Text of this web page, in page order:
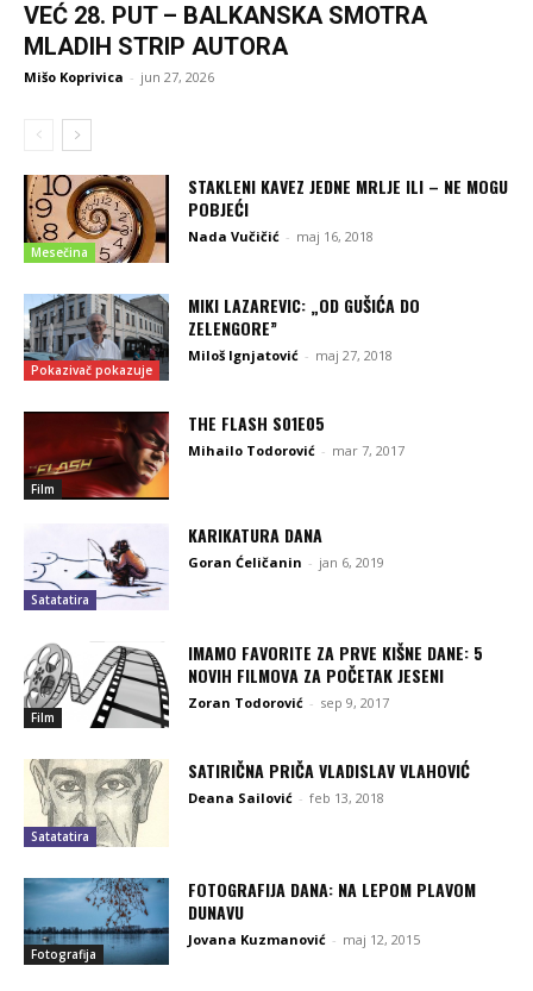
VEĆ 28. PUT – BALKANSKA SMOTRA
MLADIH STRIP AUTORA
Mišo Koprivica - jun 27, 2026
Mesečina
STAKLENI KAVEZ JEDNE MRLJE ILI – NE MOGU
POBJEĆI
Nada Vučičić - maj 16, 2018
Pokazivač pokazuje
MIKI LAZAREVIC: „OD GUŠIĆA DO
ZELENGORE”
Miloš Ignjatović - maj 27, 2018
Film
THE FLASH S01E05
Mihailo Todorović - mar 7, 2017
Satatatira
KARIKATURA DANA
Goran Ćeličanin - jan 6, 2019
Film
IMAMO FAVORITE ZA PRVE KIŠNE DANE: 5
NOVIH FILMOVA ZA POČETAK JESENI
Zoran Todorović - sep 9, 2017
Satatatira
SATIRIČNA PRIČA VLADISLAV VLAHOVIĆ
Deana Sailović - feb 13, 2018
Fotografija
FOTOGRAFIJA DANA: NA LEPOM PLAVOM
DUNAVU
Jovana Kuzmanović - maj 12, 2015